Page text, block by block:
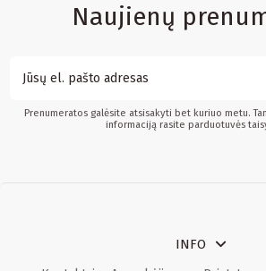
Naujienų
Prenumeratos galėsite atsisakyti bet kuriuo metu.
informaciją rasite parduotuvės
INFO